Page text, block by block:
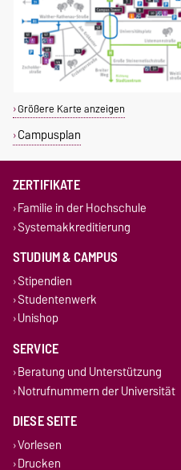
Größere Karte anzeigen
Campusplan
ZERTIFIKATE
Familie in der Hochschule
Systemakkreditierung
STUDIUM & CAMPUS
Stipendien
Studentenwerk
Unishop
SERVICE
Beratung und Unterstützung
Notrufnummern der Universität
DIESE SEITE
Vorlesen
Drucken